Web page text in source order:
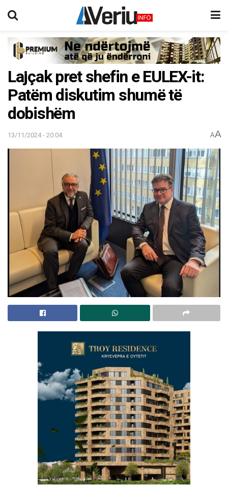
Lajçak pret shefin e EULEX-it:
Patëm diskutim shumë të
dobishëm
13/11/2024 - 20:04 AA